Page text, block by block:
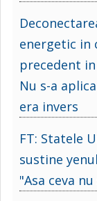
energetic in
precedent
Nu s-a
era invers
FT: Statele
sustine
"Asa ceva